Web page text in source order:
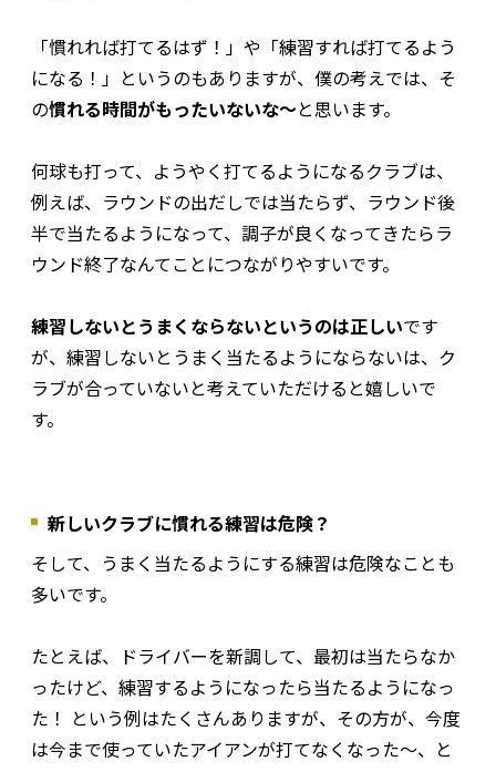
「慣れれば打てるはず！」や「練習すれば打てるよう
になる！」というのもありますが、僕の考えでは、そ
の慣れる時間がもったいないな～と思います。
何球も打って、ようやく打てるようになるクラブは、
例えば、ラウンドの出だしでは当たらず、ラウンド後
半で当たるようになって、調子が良くなってきたらラ
ウンド終了なんてことにつながりやすいです。
練習しないとうまくならないというのは正しいです
が、練習しないとうまく当たるようにならないは、ク
ラブが合っていないと考えていただけると嬉しいで
す。
新しいクラブに慣れる練習は危険？
そして、うまく当たるようにする練習は危険なことも
多いです。
たとえば、ドライバーを新調して、最初は当たらなか
ったけど、練習するようになったら当たるようになっ
た！ という例はたくさんありますが、その方が、今度
は今まで使っていたアイアンが打てなくなった～、と